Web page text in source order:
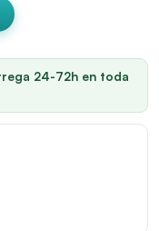
24-72h en toda